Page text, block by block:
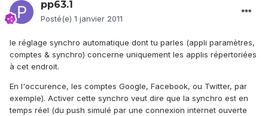
pp63.1
Posté(e) 1 janvier 2011
le réglage synchro automatique dont tu parles (appli paramètres,
comptes & synchro) concerne uniquement les applis répertoriées
à cet endroit.
En l'occurence, les comptes Google, Facebook, ou Twitter, par
exemple). Activer cette synchro veut dire que la synchro est en
temps réel (du push simulé par une connexion internet ouverte